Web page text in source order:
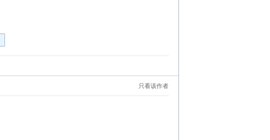
只看该作者